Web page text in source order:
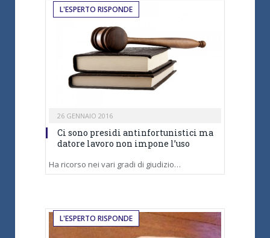
L'ESPERTO RISPONDE
26 GENNAIO 2016
Ci sono presidi antinfortunistici ma
datore lavoro non impone l’uso
Ha ricorso nei vari gradi di giudizio…
L'ESPERTO RISPONDE